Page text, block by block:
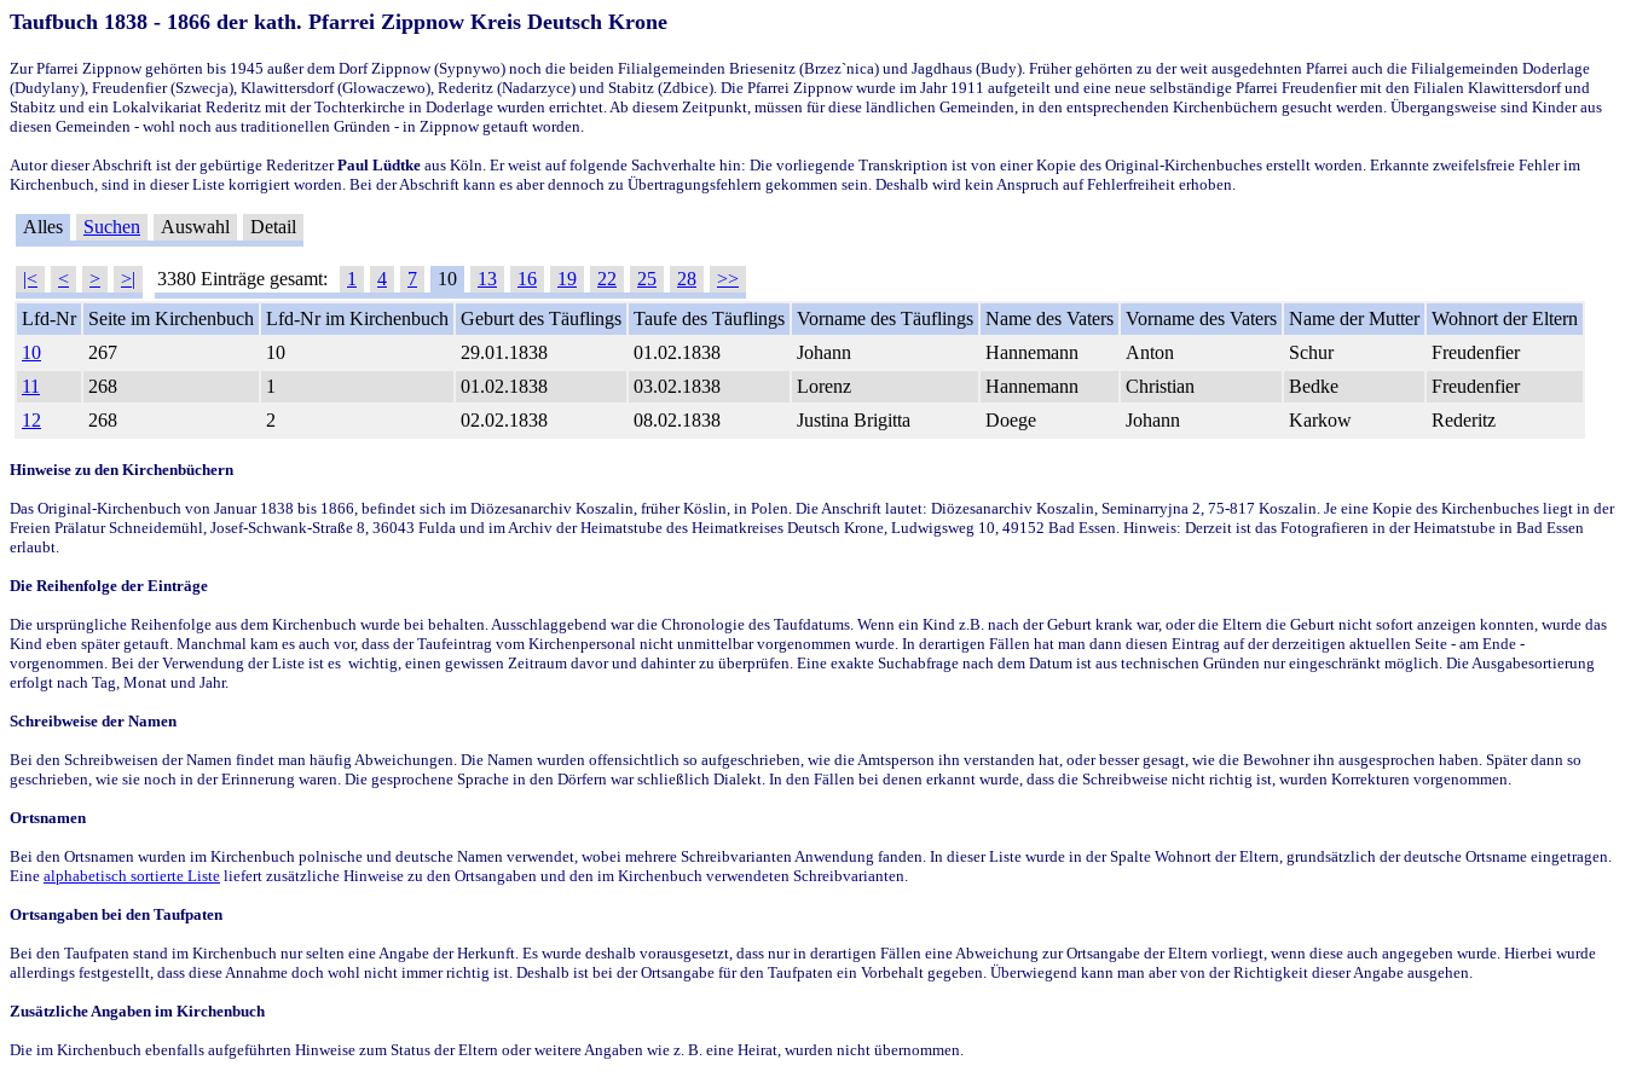
Taufbuch 1838 - 1866 der kath. Pfarrei Zippnow Kreis Deutsch Krone
Zur Pfarrei Zippnow gehörten bis 1945 außer dem Dorf Zippnow (Sypnywo) noch die beiden Filialgemeinden Briesenitz (Brzez`nica) und Jagdhaus (Budy). Früher gehörten zu der weit ausgedehnten Pfarrei auch die Filialgemeinden Doderlage
(Dudylany), Freudenfier (Szwecja), Klawittersdorf (Glowaczewo), Rederitz (Nadarzyce) und Stabitz (Zdbice). Die Pfarrei Zippnow wurde im Jahr 1911 aufgeteilt und eine neue selbständige Pfarrei Freudenfier mit den Filialen Klawittersdorf und
Stabitz und ein Lokalvikariat Rederitz mit der Tochterkirche in Doderlage wurden errichtet. Ab diesem Zeitpunkt, müssen für diese ländlichen Gemeinden, in den entsprechenden Kirchenbüchern gesucht werden. Übergangsweise sind Kinder aus
diesen Gemeinden - wohl noch aus traditionellen Gründen - in Zippnow getauft worden.
Autor dieser Abschrift ist der gebürtige RederitzerPaul Lüdtke aus Köln. Er weist auf folgende Sachverhalte hin: Die vorliegende Transkription ist von einer Kopie des Original-Kirchenbuches erstellt worden. Erkannte zweifelsfreie Fehler im
Kirchenbuch, sind in dieser Liste korrigiert worden. Bei der Abschrift kann es aber dennoch zu Übertragungsfehlern gekommen sein. Deshalb wird kein Anspruch auf Fehlerfreiheit erhoben.
Alles Suchen Auswahl Detail
|< < > >| 3380 Einträge gesamt: 1 4 7 10 13 16 19 22 25 28
>>
Lfd-Nr
Seite im Kirchenbuch Lfd-Nr im Kirchenbuch Geburt des Täuflings Taufe des Täuflings Vorname des Täuflings Name des Vaters Vorname des Vaters Name der Mutter Wohnort der Eltern
10
267 10 29.01.1838 01.02.1838 Johann Hannemann Anton Schur
Freudenfier
11
268 1 01.02.1838 03.02.1838 Lorenz Hannemann Christian Bedke
Freudenfier
12
268 2 02.02.1838 08.02.1838 Justina Brigitta Doege Johann Karkow Rederitz
Hinweise zu den Kirchenbüchern
Das Original-Kirchenbuch von Januar 1838 bis 1866, befindet sich im Diözesanarchiv Koszalin, früher Köslin, in Polen. Die Anschrift lautet: Diözesanarchiv Koszalin, Seminarryjna 2, 75-817 Koszalin. Je eine Kopie des Kirchenbuches liegt in der
Freien Prälatur Schneidemühl, Josef-Schwank-Straße 8, 36043 Fulda und im Archiv der Heimatstube des Heimatkreises Deutsch Krone, Ludwigsweg 10, 49152 Bad Essen. Hinweis: Derzeit ist das Fotografieren in der Heimatstube in Bad Essen
erlaubt.
Die Reihenfolge der Einträge
Die ursprüngliche Reihenfolge aus dem Kirchenbuch wurde bei behalten. Ausschlaggebend war die Chronologie des Taufdatums. Wenn ein Kind z.B. nach der Geburt krank war, oder die Eltern die Geburt nicht sofort anzeigen konnten, wurde das
Kind eben später getauft. Manchmal kam es auch vor, dass der Taufeintrag vom Kirchenpersonal nicht unmittelbar vorgenommen wurde. In derartigen Fällen hat man dann diesen Eintrag auf der derzeitigen aktuellen Seite - am Ende -
vorgenommen. Bei der Verwendung der Liste ist es wichtig, einen gewissen Zeitraum davor und dahinter zu überprüfen. Eine exakte Suchabfrage nach dem Datum ist aus technischen Gründen nur eingeschränkt möglich. Die Ausgabesortierung
erfolgt nach Tag, Monat und Jahr.
Schreibweise der Namen
Bei den Schreibweisen der Namen findet man häufig Abweichungen. Die Namen wurden offensichtlich so aufgeschrieben, wie die Amtsperson ihn verstanden hat, oder besser gesagt, wie die Bewohner ihn ausgesprochen haben. Später dann so
geschrieben, wie sie noch in der Erinnerung waren. Die gesprochene Sprache in den Dörfern war schließlich Dialekt. In den Fällen bei denen erkannt wurde, dass die Schreibweise nicht richtig ist, wurden Korrekturen vorgenommen.
Ortsnamen
Bei den Ortsnamen wurden im Kirchenbuch polnische und deutsche Namen verwendet, wobei mehrere Schreibvarianten Anwendung fanden. In dieser Liste wurde in der Spalte Wohnort der Eltern, grundsätzlich der deutsche Ortsname eingetragen.
Eine alphabetisch sortierte Liste liefert zusätzliche Hinweise zu den Ortsangaben und den im Kirchenbuch verwendeten Schreibvarianten.
Ortsangaben bei den Taufpaten
Bei den Taufpaten stand im Kirchenbuch nur selten eine Angabe der Herkunft. Es wurde deshalb vorausgesetzt, dass nur in derartigen Fällen eine Abweichung zur Ortsangabe der Eltern vorliegt, wenn diese auch angegeben wurde. Hierbei wurde
allerdings festgestellt, dass diese Annahme doch wohl nicht immer richtig ist. Deshalb ist bei der Ortsangabe für den Taufpaten ein Vorbehalt gegeben. Überwiegend kann man aber von der Richtigkeit dieser Angabe ausgehen.
Zusätzliche Angaben im Kirchenbuch
Die im Kirchenbuch ebenfalls aufgeführten Hinweise zum Status der Eltern oder weitere Angaben wie z. B. eine Heirat, wurden nicht übernommen.